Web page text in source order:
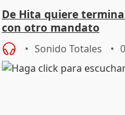
De Hita quiere
con otro mandato
Sonido Totales